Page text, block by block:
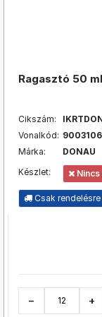
Ragasztó 50
Cikszám:
Vonalkód:
Márka:
DONAU
Készlet:
Csak
− +